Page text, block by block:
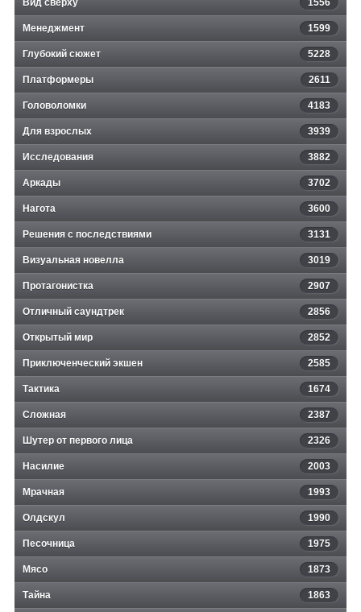
Менеджмент 1599
Глубокий сюжет 5228
Платформеры 2611
Головоломки 4183
Для взрослых 3939
Исследования 3882
Аркады 3702
Нагота 3600
Решения с последствиями 3131
Визуальная новелла 3019
Протагонистка 2907
Отличный саундтрек 2856
Открытый мир 2852
Приключенческий экшен 2585
Тактика 1674
Сложная 2387
Шутер от первого лица 2326
Насилие 2003
Мрачная 1993
Олдскул 1990
Песочница 1975
Мясо 1873
Тайна 1863